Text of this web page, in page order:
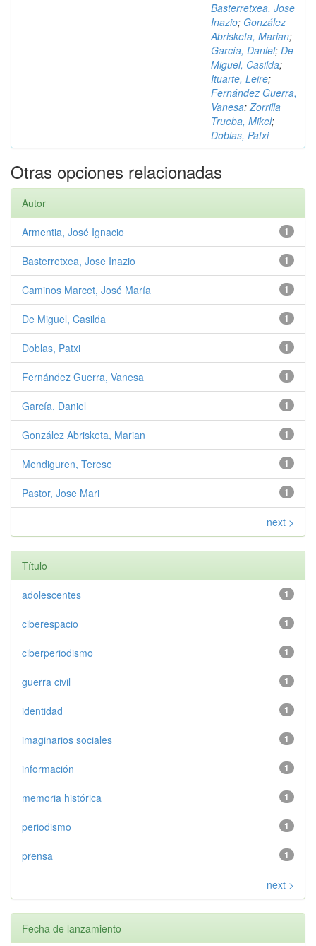
Basterretxea, Jose
Inazio; González
Abrisketa, Marian;
García, Daniel; De
Miguel, Casilda;
Ituarte, Leire;
Fernández Guerra,
Vanesa;Zorrilla
Trueba, Mikel;
Doblas, Patxi
Otras opciones relacionadas
Autor
1
Armentia, José Ignacio
1
Basterretxea, Jose Inazio
1
Caminos Marcet, José María
1
De Miguel, Casilda
1
Doblas, Patxi
1
Fernández Guerra, Vanesa
1
García, Daniel
1
González Abrisketa, Marian
1
Mendiguren, Terese
1
Pastor, Jose Mari
next >
Título
1
adolescentes
1
ciberespacio
1
ciberperiodismo
1
guerra civil
1
identidad
1
imaginarios sociales
1
información
1
memoria histórica
1
periodismo
1
prensa
next >
Fecha de lanzamiento